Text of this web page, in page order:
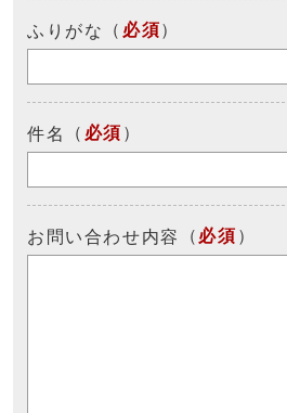
ふりがな （ 必須）
件名 （ 必須 ）
お問い合わせ内容 （ 必須 ）